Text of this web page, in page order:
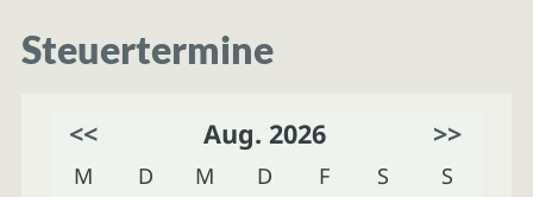
Steuertermine
<< Aug. 2026 >>
M D M D F S
S